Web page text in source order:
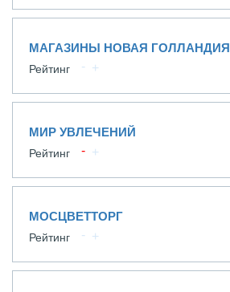
МАГАЗИНЫ НОВАЯ ГОЛЛАНДИЯ
Рейтинг
МИР УВЛЕЧЕНИЙ
Рейтинг
МОСЦВЕТТОРГ
Рейтинг